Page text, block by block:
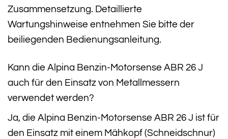
Zusammensetzung. Detaillierte
Wartungshinweise entnehmen Sie bitte der
beiliegenden Bedienungsanleitung.
Kann die Alpina Benzin-Motorsense ABR 26 J
auch für den Einsatz von Metallmessern
verwendet werden?
Ja, die Alpina Benzin-Motorsense ABR 26 J ist für
den Einsatz mit einem Mähkopf (Schneidschnur)